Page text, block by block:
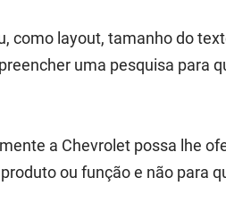
como layout, tamanho do
uma pesquisa para
a Chevrolet possa lhe
ou função e não para